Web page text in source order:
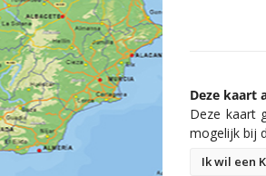
Deze kaart
Deze kaart
mogelijk bij
Ik wil een